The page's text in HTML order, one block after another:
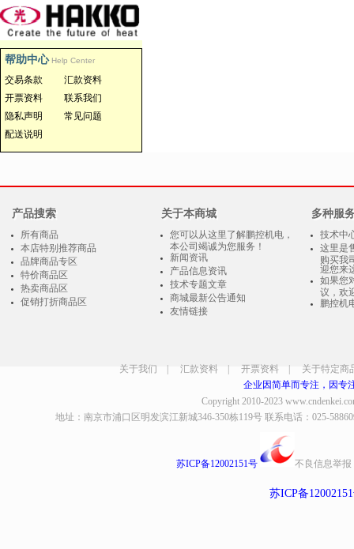
帮助中心 Help Center
交易条款
汇款资料
开票资料
联系我们
隐私声明
常见问题
配送说明
产品搜索
所有商品
本店特别推荐商品
品牌商品专区
特价商品区
热卖商品区
促销打折商品区
关于本商城
您可以从这里了解鹏控机电，
本公司竭诚为您服务！
新闻资讯
产品信息资讯
技术专题文章
商城最新公告通知
友情链接
多种服
技术中
这里是
购买我
迎您来
如果您
议，欢
鹏控机
关于我们 汇款资料 开票资料
关于特定商
企业因简单而专注，因专
Copyright 2010-2023
地址：南京市浦口区明发滨江新城346-350栋119号 联系电话：025-
苏ICP备12002151号 不良信息举报
苏ICP备